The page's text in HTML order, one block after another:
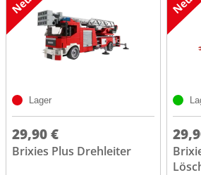
Lager
29,90 €
Brixies Plus Drehleiter